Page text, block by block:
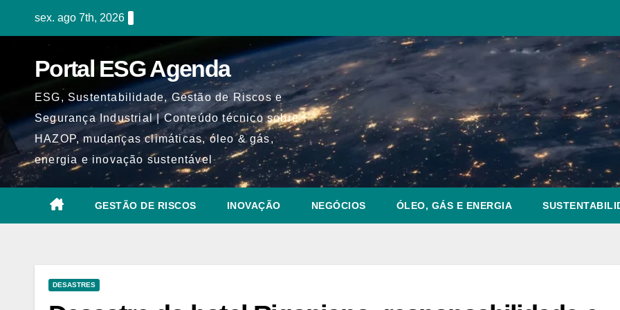
sex. ago 7th, 2026
Portal ESG Agenda
ESG, Sustentabilidade, Gestão de Riscos e
Segurança Industrial | Conteúdo técnico sobre
HAZOP, mudanças climáticas, óleo & gás,
energia e inovação sustentável
GESTÃO DE RISCOS INOVAÇÃO NEGÓCIOS ÓLEO, GÁS E ENERGIA
DESASTRES